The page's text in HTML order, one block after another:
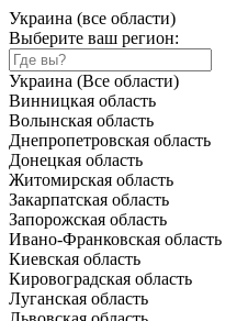
Украина (все области)
Выберите ваш регион:
Украина (Все области)
Винницкая область
Волынская область
Днепропетровская область
Донецкая область
Житомирская область
Закарпатская область
Запорожская область
Ивано-Франковская область
Киевская область
Кировоградская область
Луганская область